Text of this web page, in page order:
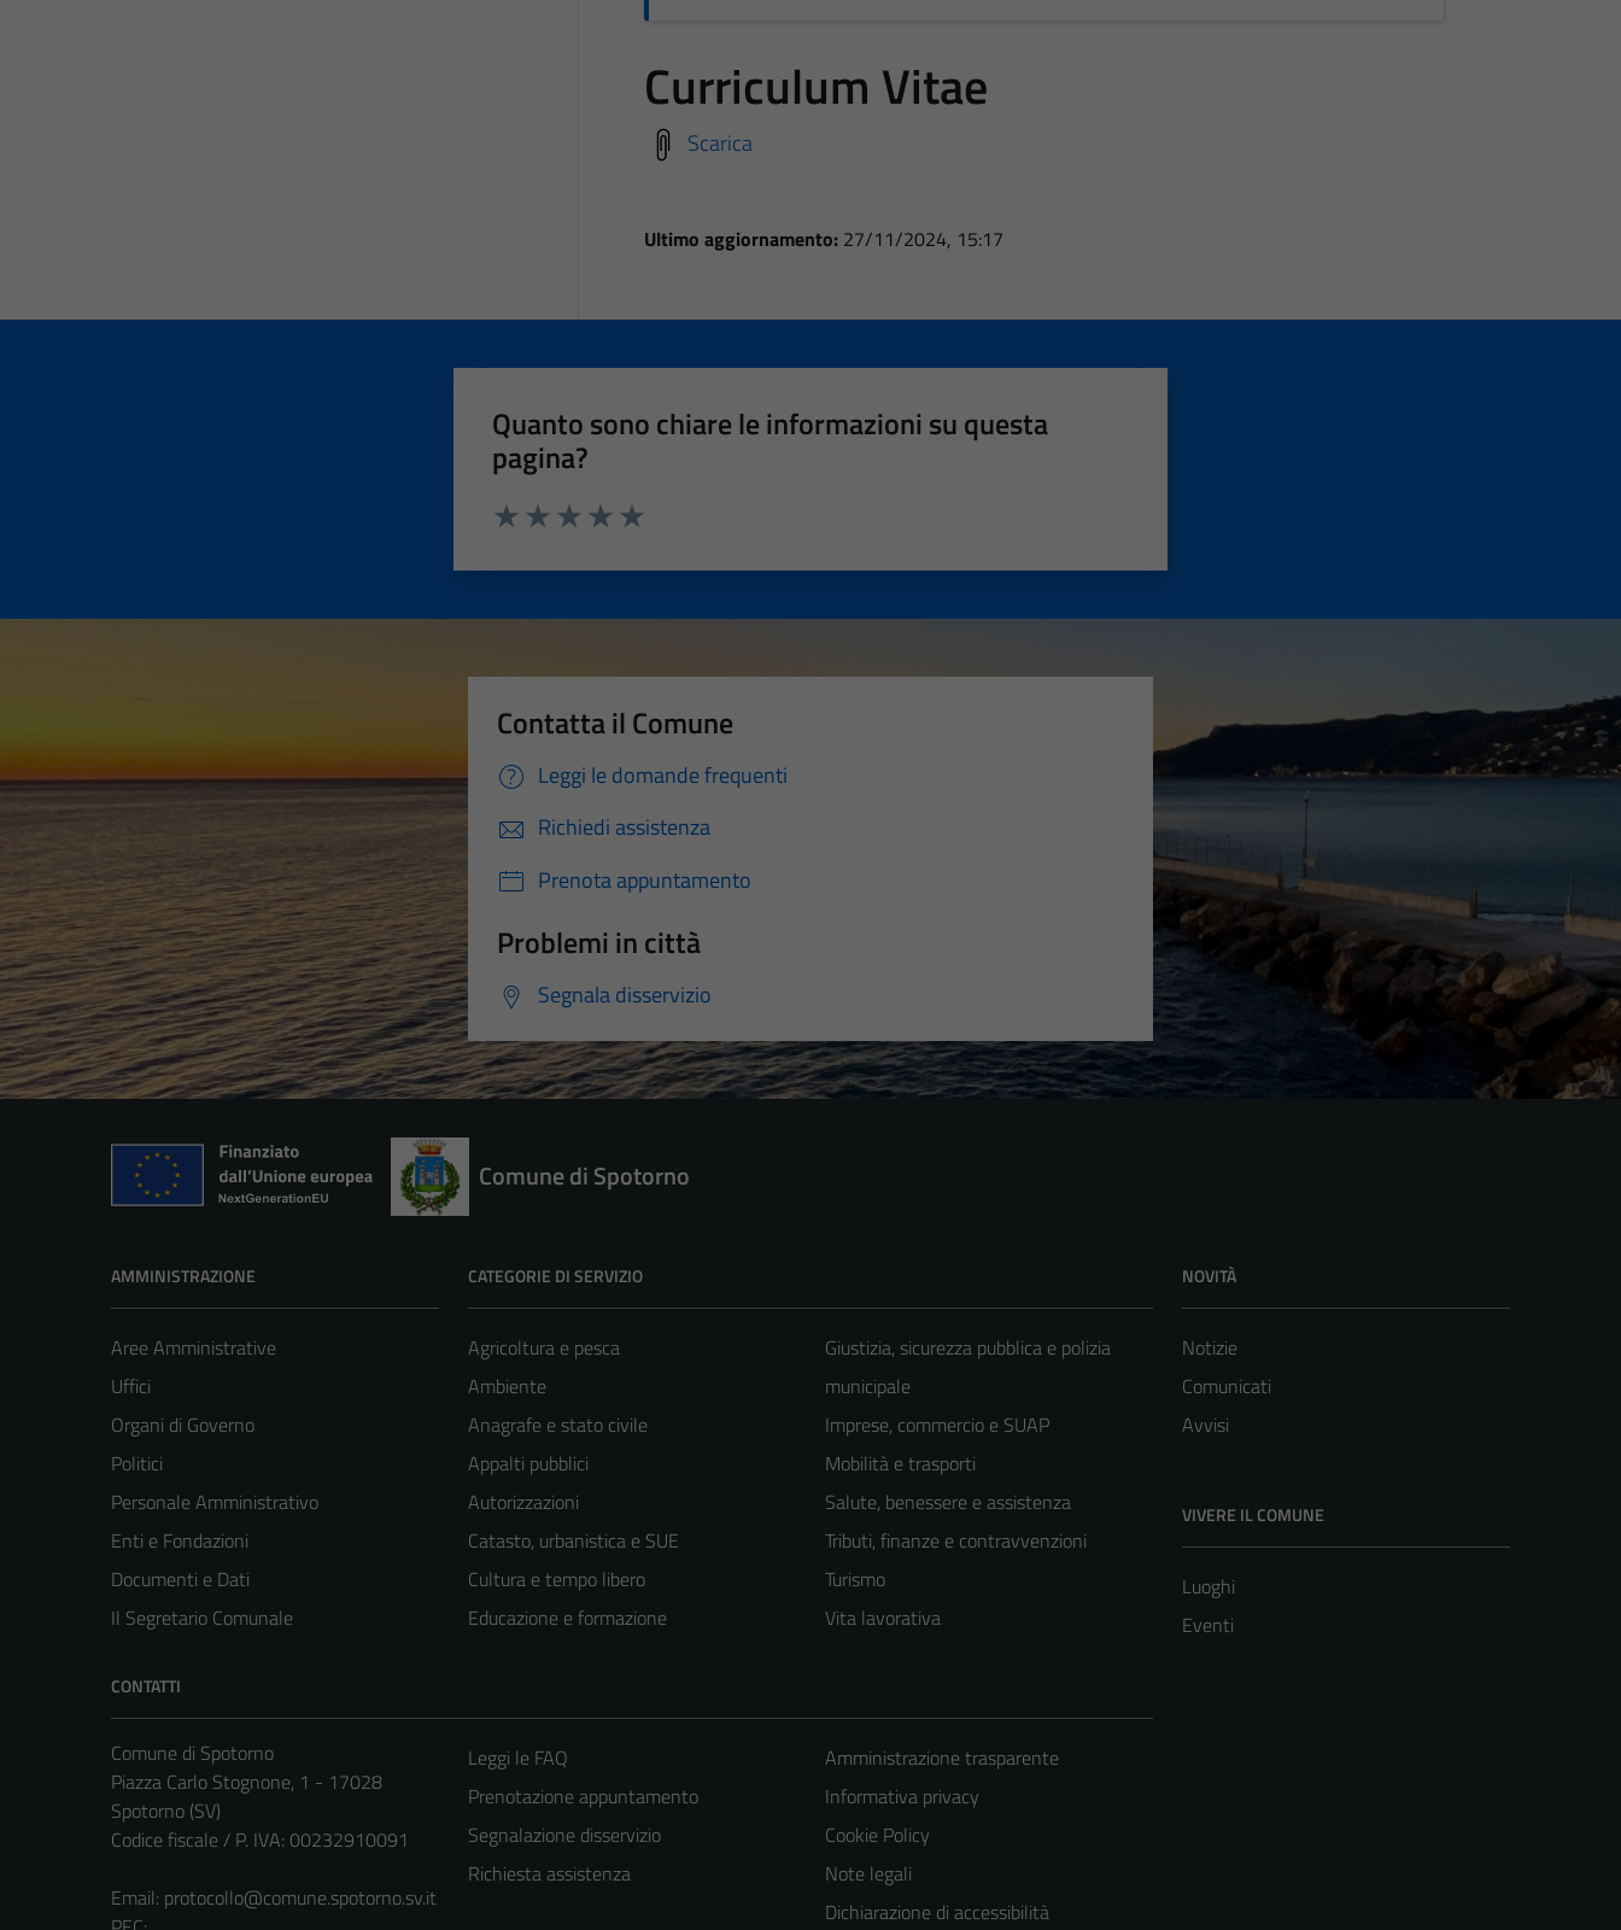
Curriculum Vitae
Scarica
Ultimo aggiornamento: 27/11/2024, 15:17
Quanto sono chiare le informazioni su questa
pagina?
Contatta il Comune
Leggi le domande frequenti
Richiedi assistenza
Prenota appuntamento
Problemi in città
Segnala disservizio
Comune di Spotorno
AMMINISTRAZIONE
Aree Amministrative
Uffici
Organi di Governo
Politici
Personale Amministrativo
Enti e Fondazioni
Documenti e Dati
Il Segretario Comunale
CATEGORIE DI SERVIZIO
Agricoltura e pesca
Ambiente
Anagrafe e stato civile
Appalti pubblici
Autorizzazioni
Catasto, urbanistica e SUE
Cultura e tempo libero
Educazione e formazione
Giustizia, sicurezza pubblica e polizia
municipale
Imprese, commercio e SUAP
Mobilità e trasporti
Salute, benessere e assistenza
Tributi, finanze e contravvenzioni
Turismo
Vita lavorativa
NOVITÀ
Notizie
Comunicati
Avvisi
VIVERE IL COMUNE
Luoghi
Eventi
CONTATTI
Comune di Spotorno
Piazza Carlo Stognone, 1 - 17028
Spotorno (SV)
Codice fiscale / P. IVA: 00232910091
Email: protocollo@comune.spotorno.sv.it
Leggi le FAQ
Prenotazione appuntamento
Segnalazione disservizio
Richiesta assistenza
Amministrazione trasparente
Informativa privacy
Cookie Policy
Note legali
Dichiarazione di accessibilità